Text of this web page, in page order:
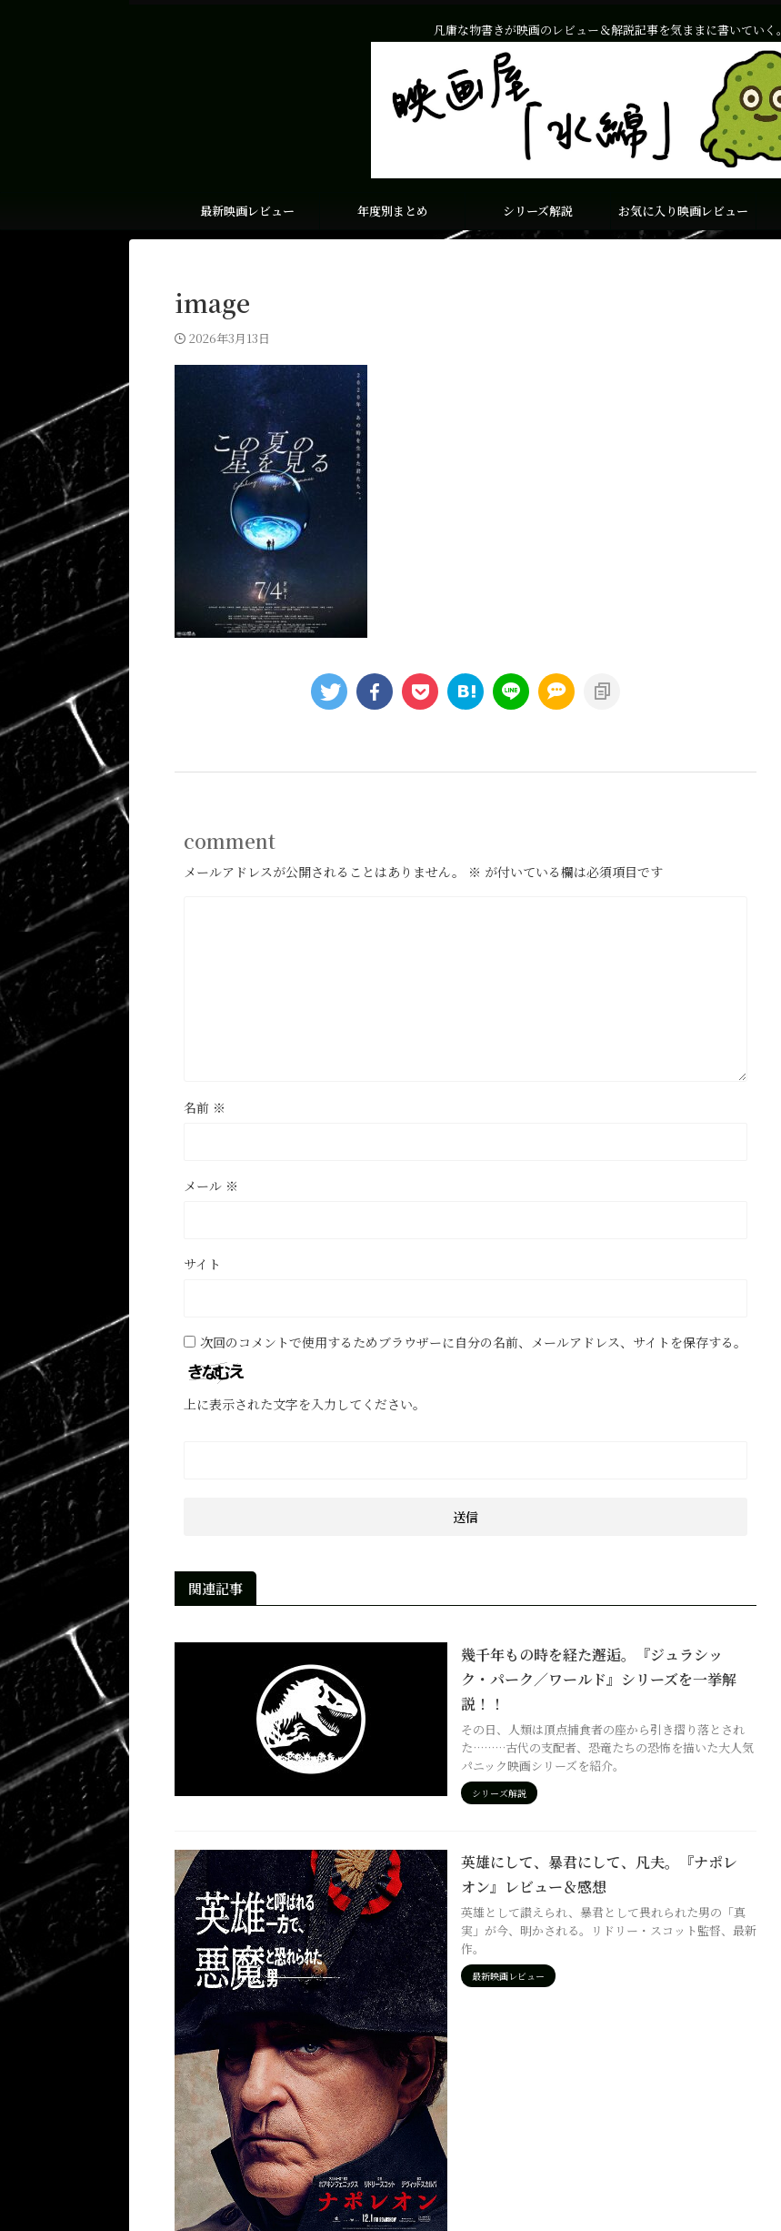
凡庸な物書きが映画のレビュー＆解説記事を気ままに書いていく。
最新映画レビュー 年度別まとめ シリーズ解説 お気に入り映画レビュー
image
2026年3月13日
comment
メールアドレスが公開されることはありません。 ※ が付いている欄は必須項目です
名前 ※
メール ※
サイト
次回のコメントで使用するためブラウザーに自分の名前、メールアドレス、サイトを保存する。
上に表示された文字を入力してください。
関連記事
幾千年もの時を経た邂逅。『ジュラシッ
ク・パーク／ワールド』シリーズを一挙解
説！！
その日、人類は頂点捕食者の座から引き摺り落とされ
た………古代の支配者、恐竜たちの恐怖を描いた大人気
パニック映画シリーズを紹介。
シリーズ解説
英雄にして、暴君にして、凡夫。『ナポレ
オン』レビュー＆感想
英雄として讃えられ、暴君として畏れられた男の「真
実」が今、明かされる。リドリー・スコット監督、最新
作。
最新映画レビュー